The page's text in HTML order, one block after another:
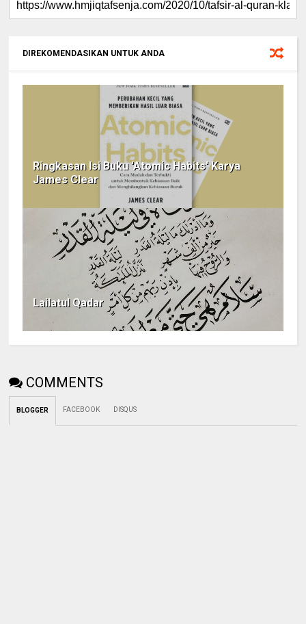
DIREKOMENDASIKAN UNTUK ANDA
Ringkasan Isi Buku 'Atomic Habits' Karya
James Clear
Lailatul Qadar
COMMENTS
BLOGGER FACEBOOK DISQUS